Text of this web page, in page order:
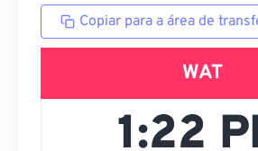
Copiar para a área de
WAT